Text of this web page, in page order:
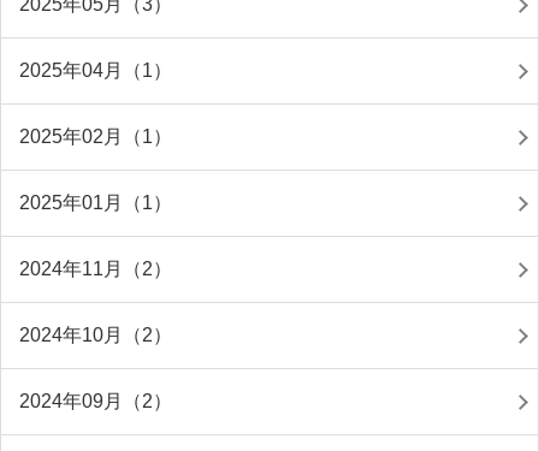
2025年05月（3）
2025年04月（1）
2025年02月（1）
2025年01月（1）
2024年11月（2）
2024年10月（2）
2024年09月（2）